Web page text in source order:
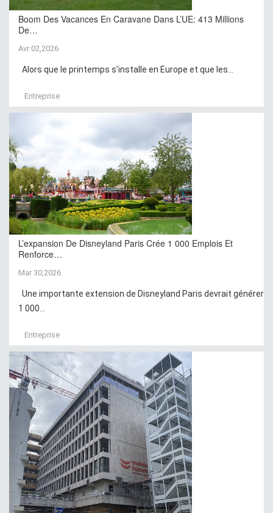
Boom Des Vacances En Caravane Dans L’UE: 413 Millions
De…
Avr 02,2026
Alors que le printemps s’installe en Europe et que les...
Entreprise
L’expansion De Disneyland Paris Crée 1 000 Emplois Et
Renforce…
Mar 30,2026
Une importante extension de Disneyland Paris devrait générer
1 000...
Entreprise